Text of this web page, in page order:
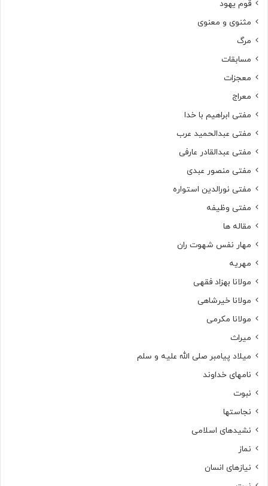
قوم یهود
مثنوی و معنوی
مرگ
مسابقات
معجزات
معراج
مفتی ابراهیم با خدا
مفتی عبدالحمید عرب
مفتی عبدالقادر عارفی
مفتی منصور عبدی
مفتی نورالدین استواره
مفتی وظیفه
مقاله ها
مهار نفس شهوت ران
مهریه
مولانا بهزاد فقهی
مولانا خیرشاهی
مولانا مکرمی
میراث
میلاد پیامبر صلی الله علیه و سلم
نامهای خداوند
نبوت
نجاستها
نشیدهای اسلامی
نماز
نیازهای انسان